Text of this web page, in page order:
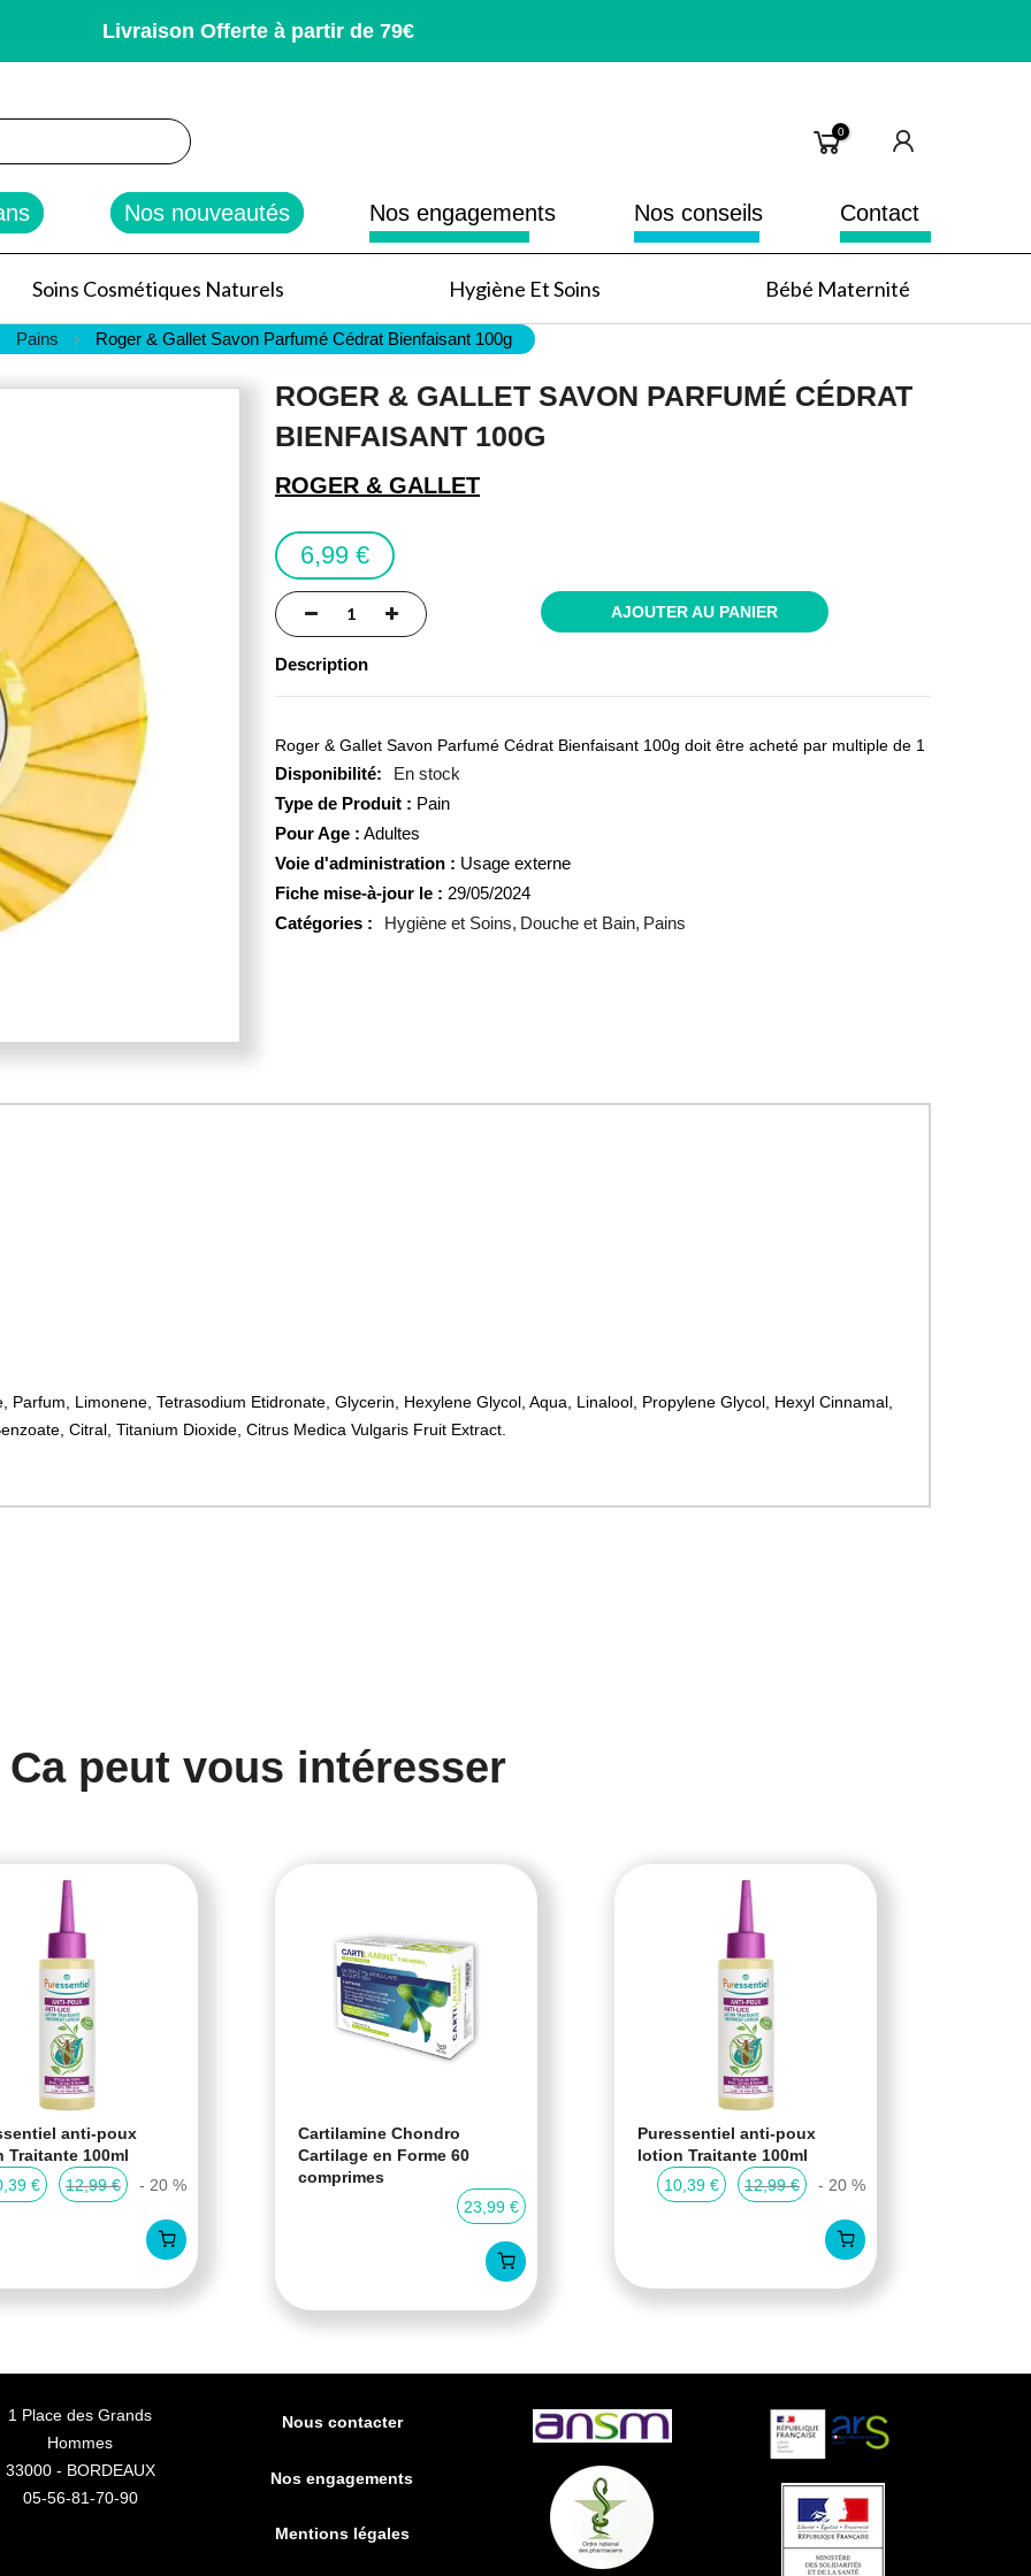
Livraison Offerte à partir de 79€
0
Nos nouveautés Nos engagements Nos conseils Contact
Soins Cosmétiques Naturels Hygiène Et Soins Bébé Maternité
Pains Roger & Gallet Savon Parfumé Cédrat Bienfaisant 100g
ROGER & GALLET SAVON PARFUMÉ CÉDRAT
BIENFAISANT 100G
ROGER & GALLET
6,99 €
AJOUTER AU PANIER
Description
Roger & Gallet Savon Parfumé Cédrat Bienfaisant 100g doit être acheté par multiple de 1
En stock
Type de Produit : Pain
Pour Age : Adultes
Voie d'administration : Usage externe
Fiche mise-à-jour le : 29/05/2024
Catégories :
Hygiène et Soins Douche et Bain Pains
Limonene, Tetrasodium Etidronate, Glycerin, Hexylene Glycol, Aqua, Linalool, Propylene Glycol, Hexyl Cinnamal,
Citral, Titanium Dioxide, Citrus Medica Vulgaris Fruit Extract.
Ca peut vous intéresser
anti-poux
Traitante 100ml
€
12,99 € - 20 %
Cartilamine Chondro
Cartilage en Forme 60
comprimes
23,99 €
Puressentiel anti-poux
lotion Traitante 100ml
10,39 €
12,99 € - 20 %
1 Place des Grands
Hommes
33000 - BORDEAUX
05-56-81-70-90
Nous contacter
Nos engagements
Mentions légales